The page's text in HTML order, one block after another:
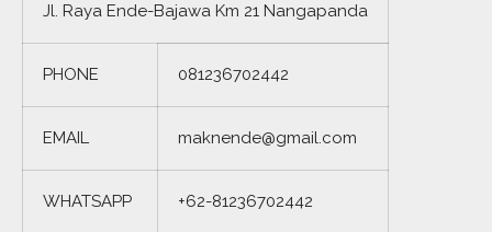
Jl. Raya Ende-Bajawa Km 21 Nangapanda
PHONE 081236702442
EMAIL maknende@gmail.com
WHATSAPP +62-81236702442